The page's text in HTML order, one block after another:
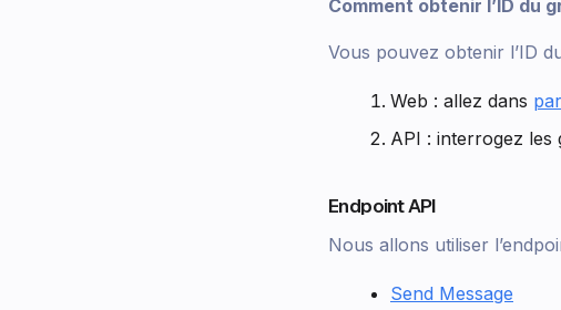
Comment obtenir l’ID du
Vous pouvez obtenir l’ID
Web : allez dans
API : interrogez les
Endpoint API
Nous allons utiliser
Send Message